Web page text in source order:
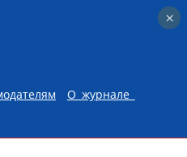
О журнале
×
×